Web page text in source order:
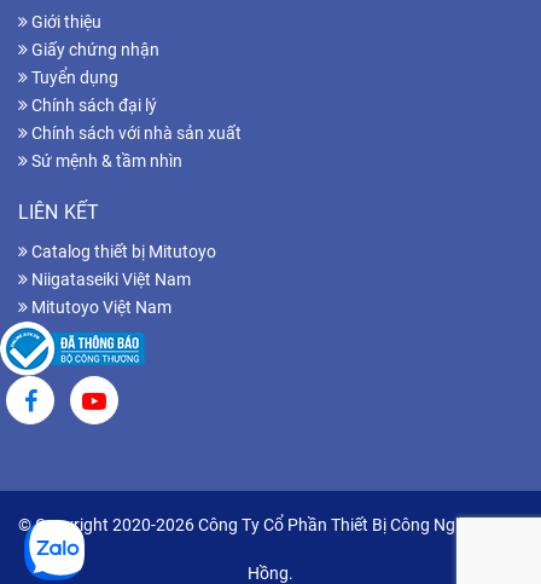
Giới thiệu
Giấy chứng nhận
Tuyển dụng
Chính sách đại lý
Chính sách với nhà sản xuất
Sứ mệnh & tầm nhìn
LIÊN KẾT
Catalog thiết bị Mitutoyo
Niigataseiki Việt Nam
Mitutoyo Việt Nam
© Copyright 2020-2026 Công Ty Cổ Phần Thiết Bị Công Nghiệp Hữu
Hồng.